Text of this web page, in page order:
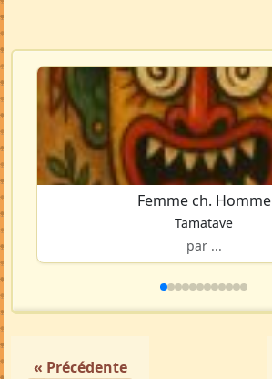
Femme ch. Homme
Tamatave
par ...
« Précédente